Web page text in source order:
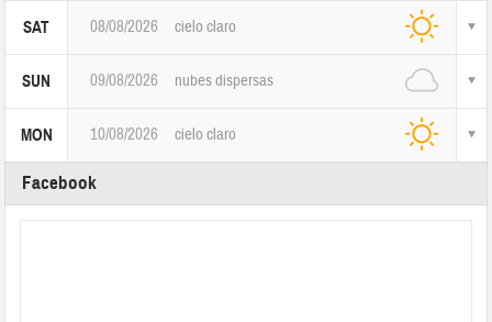
SAT 08/08/2026 cielo claro
SUN 09/08/2026 nubes dispersas
MON 10/08/2026 cielo claro
Facebook